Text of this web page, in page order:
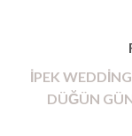
İPEK
DÜĞÜN